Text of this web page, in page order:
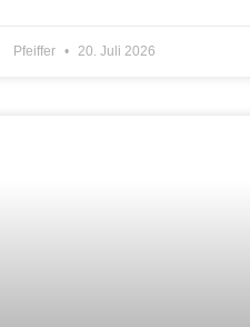
Pfeiffer 20. Juli 2026